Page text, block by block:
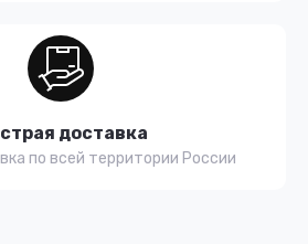
доставка
по всей территории России